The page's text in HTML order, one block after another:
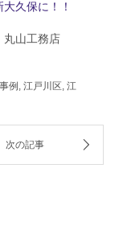
久保に！！
山工務店
例 江戸川区 江